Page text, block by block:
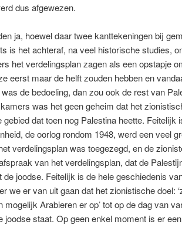
dus afgewezen.
ja, hoewel daar twee kanttekeningen bij
is het achteraf, na veel historische studies,
het verdelingsplan zagen als een opstapje
eerst maar de helft zouden hebben en
de bedoeling, dan zou ook de rest van
was het geen geheim dat het
gebied dat toen nog Palestina heette. Feitelijk
de oorlog rondom 1948, werd een veel
verdelingsplan was toegezegd, en de
van het verdelingsplan, dat de
joodse. Feitelijk is de hele geschiedenis
we er van uit gaan dat het zionistische doel:
mogelijk Arabieren er op’ tot op de dag van
joodse staat. Op geen enkel moment is er